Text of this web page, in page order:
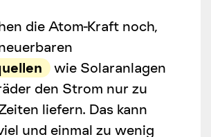
die Atom-Kraft noch,
wie Solaranlagen
den Strom nur zu
liefern. Das kann
und einmal zu wenig